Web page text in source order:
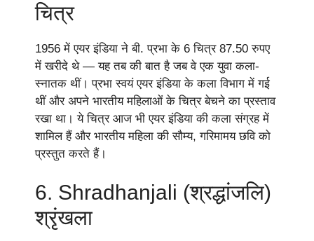
चित्र
1956 में एयर इंडिया ने बी. प्रभा के 6 चित्र 87.50 रुपए
में खरीदे थे — यह तब की बात है जब वे एक युवा कला-
स्नातक थीं। प्रभा स्वयं एयर इंडिया के कला विभाग में गई
थीं और अपने भारतीय महिलाओं के चित्र बेचने का प्रस्ताव
रखा था। ये चित्र आज भी एयर इंडिया की कला संग्रह में
शामिल हैं और भारतीय महिला की सौम्य, गरिमामय छवि को
प्रस्तुत करते हैं।
6. Shradhanjali (श्रद्धांजलि)
श्रृंखला